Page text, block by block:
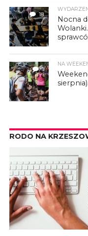
18
Nocna
1
NA
RODO NA